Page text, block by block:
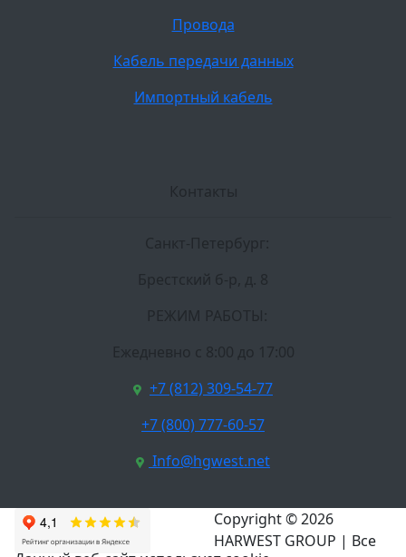
Провода
Кабель передачи данных
Импортный кабель
Контакты
Санкт-Петербург:
Брестский б-р, д. 8
РЕЖИМ РАБОТЫ:
Ежедневно c 8:00 до 17:00
+7 (812) 309-54-77
+7 (800) 777-60-57
Info@hgwest.net
Copyright © 2026
HARWEST GROUP | Все